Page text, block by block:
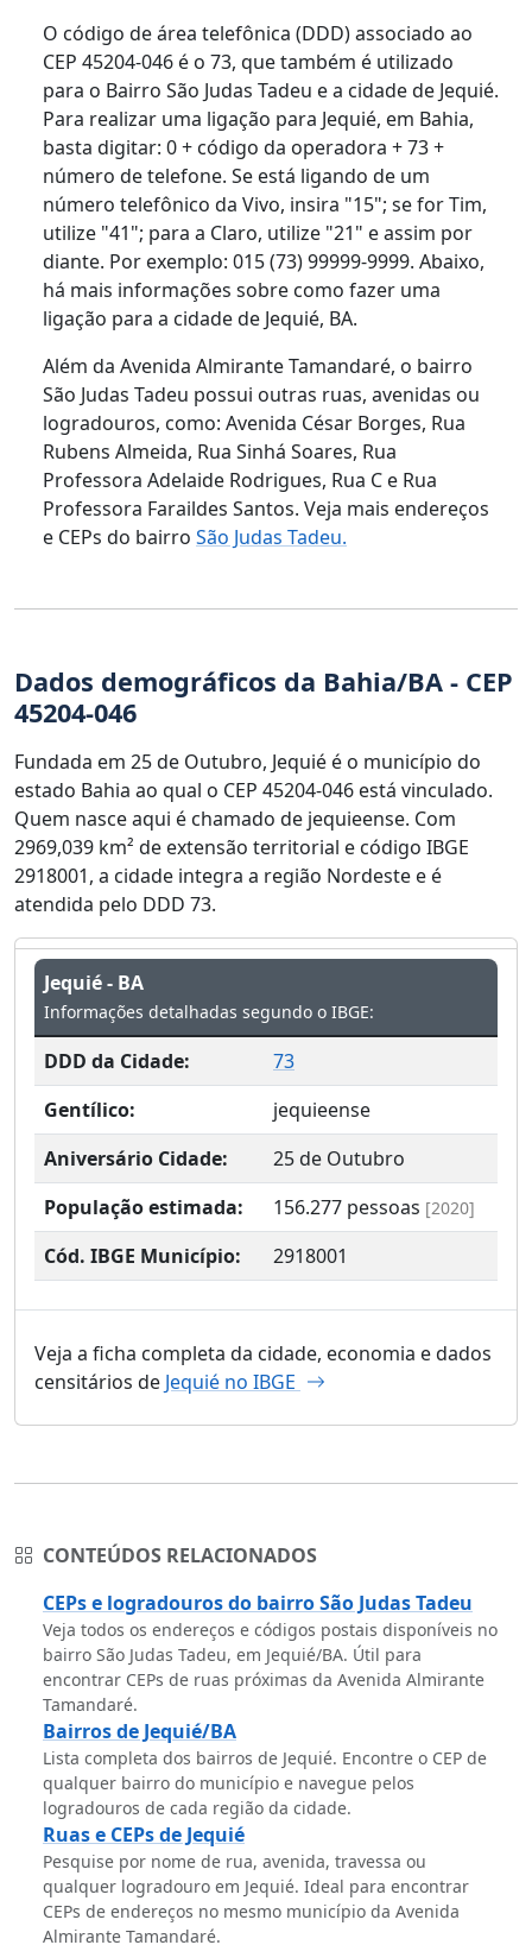
O código de área telefônica (DDD) associado ao
CEP 45204-046 é o 73, que também é utilizado
para o Bairro São Judas Tadeu e a cidade de Jequié.
Para realizar uma ligação para Jequié, em Bahia,
basta digitar: 0 + código da operadora + 73 +
número de telefone. Se está ligando de um
número telefônico da Vivo, insira "15"; se for Tim,
utilize "41"; para a Claro, utilize "21" e assim por
diante. Por exemplo: 015 (73) 99999-9999. Abaixo,
há mais informações sobre como fazer uma
ligação para a cidade de Jequié, BA.
Além da Avenida Almirante Tamandaré, o bairro
São Judas Tadeu possui outras ruas, avenidas ou
logradouros, como: Avenida César Borges, Rua
Rubens Almeida, Rua Sinhá Soares, Rua
Professora Adelaide Rodrigues, Rua C e Rua
Professora Faraildes Santos. Veja mais endereços
e CEPs do bairro São Judas Tadeu.
Dados demográficos da Bahia/BA - CEP
45204-046
Fundada em 25 de Outubro, Jequié é o município do
estado Bahia ao qual o CEP 45204-046 está vinculado.
Quem nasce aqui é chamado de jequieense. Com
2969,039 km² de extensão territorial e código IBGE
2918001, a cidade integra a região Nordeste e é
atendida pelo DDD 73.
Jequié - BA
Informações detalhadas segundo o IBGE:
DDD da Cidade:
73
Gentílico:
jequieense
Aniversário Cidade:
25 de Outubro
População estimada:
156.277 pessoas [2020]
Cód. IBGE Município: 2918001
Veja a ficha completa da cidade, economia e dados
censitários de Jequié no IBGE
CONTEÚDOS RELACIONADOS
CEPs e logradouros do bairro São Judas Tadeu
Veja todos os endereços e códigos postais disponíveis no
bairro São Judas Tadeu, em Jequié/BA. Útil para
encontrar CEPs de ruas próximas da Avenida Almirante
Tamandaré.
Bairros de Jequié/BA
Lista completa dos bairros de Jequié. Encontre o CEP de
qualquer bairro do município e navegue pelos
logradouros de cada região da cidade.
Ruas e CEPs de Jequié
Pesquise por nome de rua, avenida, travessa ou
qualquer logradouro em Jequié. Ideal para encontrar
CEPs de endereços no mesmo município da Avenida
Almirante Tamandaré.